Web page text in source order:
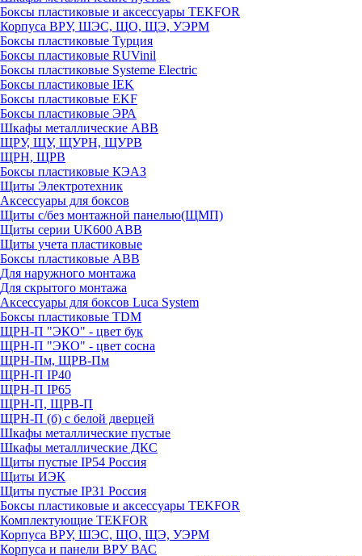
Боксы пластиковые и аксессуары TEKFOR
Корпуса ВРУ, ШЭС, ЩО, ЩЭ, УЭРМ
Боксы пластиковые Турция
Боксы пластиковые RUVinil
Боксы пластиковые Systeme Electric
Боксы пластиковые IEK
Боксы пластиковые EKF
Боксы пластиковые ЭРА
Шкафы металлические ABB
ЩРУ, ЩУ, ЩУРН, ЩУРВ
ЩРН, ЩРВ
Боксы пластиковые КЭАЗ
Щиты Электротехник
Аксессуары для боксов
Щиты с/без монтажной панелью(ЩМП)
Щиты серии UK600 ABB
Щиты учета пластиковые
Боксы пластиковые ABB
Для наружного монтажа
Для скрытого монтажа
Аксессуары для боксов Luca System
Боксы пластиковые TDM
ЩРН-П "ЭКО" - цвет бук
ЩРН-П "ЭКО" - цвет сосна
ЩРН-Пм, ЩРВ-Пм
ЩРН-П IP40
ЩРН-П IP65
ЩРН-П, ЩРВ-П
ЩРН-П (б) с белой дверцей
Шкафы металлические пустые
Шкафы металлические ДКС
Щиты пустые IP54 Россия
Щиты ИЭК
Щиты пустые IP31 Россия
Боксы пластиковые и аксессуары TEKFOR
Комплектующие TEKFOR
Корпуса ВРУ, ШЭС, ЩО, ЩЭ, УЭРМ
Корпуса и панели ВРУ ВАС